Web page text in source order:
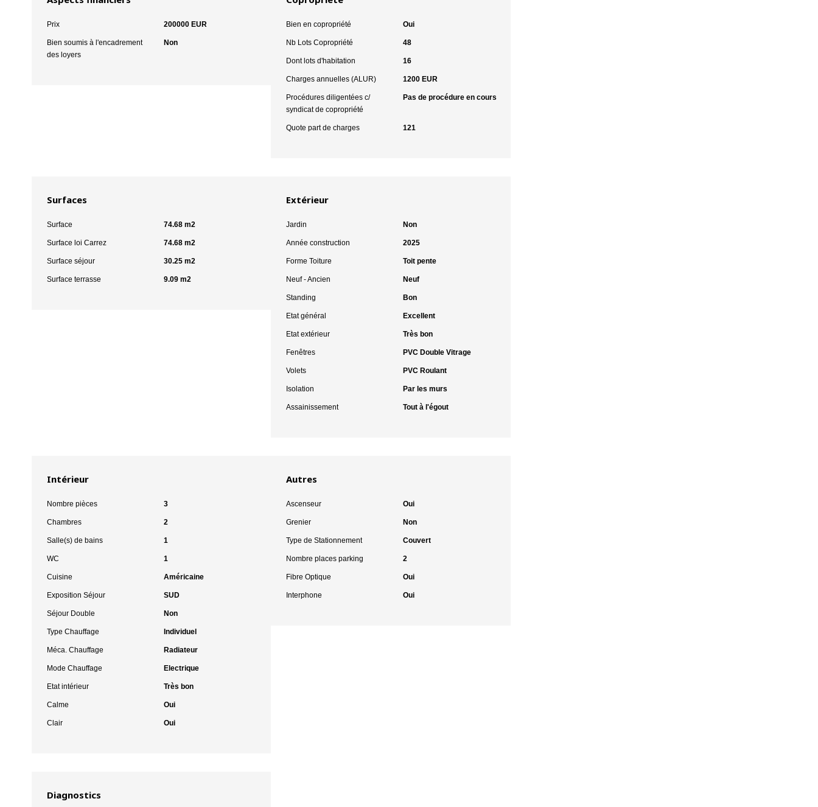
Prix 200000 EUR
Bien soumis à l'encadrement
des loyers
Non
Bien en copropriété Oui
Nb Lots Copropriété 48
Dont lots d'habitation 16
Charges annuelles (ALUR) 1200 EUR
Procédures diligentées c/
syndicat de copropriété
Pas de procédure en cours
Quote part de charges 121
Surfaces
Surface 74.68 m2
Surface loi Carrez 74.68 m2
Surface séjour 30.25 m2
Surface terrasse 9.09 m2
Extérieur
Jardin Non
Année construction 2025
Forme Toiture Toit pente
Neuf - Ancien Neuf
Standing Bon
Etat général Excellent
Etat extérieur Très bon
Fenêtres PVC Double Vitrage
Volets PVC Roulant
Isolation Par les murs
Assainissement Tout à l'égout
Intérieur
Nombre pièces 3
Chambres 2
Salle(s) de bains 1
WC 1
Cuisine Américaine
Exposition Séjour SUD
Séjour Double Non
Type Chauffage Individuel
Méca. Chauffage Radiateur
Mode Chauffage Electrique
Etat intérieur Très bon
Calme Oui
Clair Oui
Autres
Ascenseur Oui
Grenier Non
Type de Stationnement Couvert
Nombre places parking 2
Fibre Optique Oui
Interphone Oui
Diagnostics